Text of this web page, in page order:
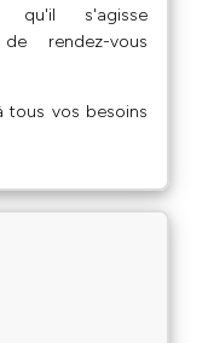
qu'il s'agisse
rendez-vous
tous vos besoins